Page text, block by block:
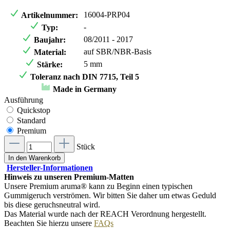
Artikelnummer:
16004-PRP04
Typ:
-
Baujahr:
08/2011 - 2017
Material:
auf SBR/NBR-Basis
Stärke:
5 mm
Toleranz nach DIN 7715, Teil 5
Made in Germany
Ausführung
Quickstop
Standard
Premium
Stück
In den Warenkorb
Hersteller-Informationen
Hinweis zu unseren Premium-Matten
Unsere Premium aruma® kann zu Beginn einen typischen
Gummigeruch verströmen. Wir bitten Sie daher um etwas Geduld
bis diese geruchsneutral wird.
Das Material wurde nach der REACH Verordnung hergestellt.
Beachten Sie hierzu unsere FAQs